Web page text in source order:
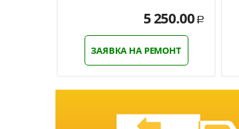
5 250.00 Р
ЗАЯВКА НА РЕМОНТ